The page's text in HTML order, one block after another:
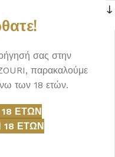
σας στην
παρακαλούμε
των 18 ετών.
ΕΤΏΝ
18 ΕΤΏΝ